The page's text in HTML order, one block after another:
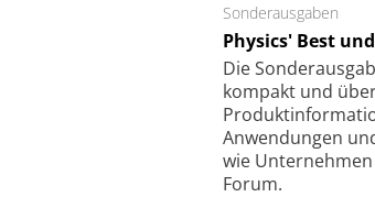
Sonderausgaben
Physics' Best
Die
kompakt und
Anwendungen
wie
Forum.